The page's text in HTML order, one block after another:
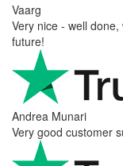
Vaarg
Very nice - well
future!
Andrea Munari
Very good customer